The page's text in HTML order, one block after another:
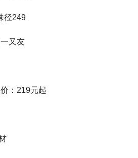
径249
又友
：219元起